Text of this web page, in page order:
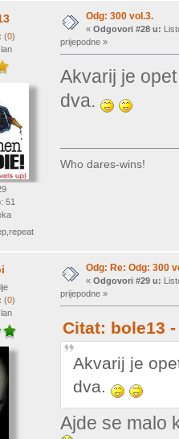
(0)
51
Odg: 300 vol.3.
« Odgovori #28 u:
prijepodne »
Akvarij je
dva.
Who dares-wins!
(0)
Odg: Re: Odg: 300
« Odgovori #29 u:
prijepodne »
Citat: bole13
Akvarij je
dva.
Ajde se malo